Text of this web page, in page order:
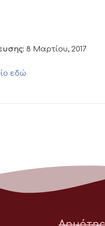
8 Μαρτίου, 2017
εδώ